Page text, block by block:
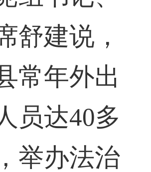
舒建说，
常年外出
员达40多
举办法治